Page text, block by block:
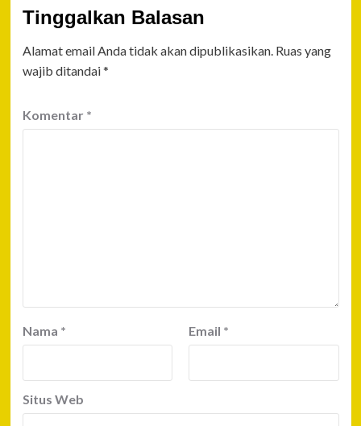
Tinggalkan Balasan
Alamat email Anda tidak akan dipublikasikan. Ruas yang
wajib ditandai*
Komentar *
Nama * Email *
Situs Web